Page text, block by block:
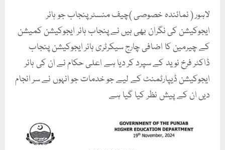
لاہور ( نمائندہ خصوصی )چیف منسٹر پنجاب جو ہائر
ایجوکیشن کی نگران بھی ہیں نے پنجاب ہائر ایجوکیشن کمیشن
کے چیرمین کا اضافی چارج سیکرٹری ہائر ایجوکیشن پنجاب
ڈاکٹر فرخ نوید کے سپرد کر دیا ہے اعلی حکام نے ان کی ہائر
ایجوکیشن ڈیپارٹمنٹ کے لیے جو خدمات جو انہوں نے سر انجام
دیں ان کے پیش نظر کیا گیا ہے